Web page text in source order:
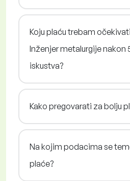
Koju plaću trebam
Inženjer metalurgije nakon
iskustva?
Kako pregovarati za bolju
Na kojim podacima se
plaće?